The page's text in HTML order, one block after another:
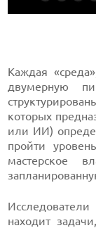
Каждая
двумерную
которых
или ИИ)
пройти
мастерское
находит